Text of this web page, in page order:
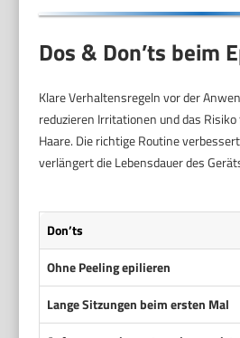
Dos & Don’ts beim
Klare Verhaltensregeln vor der
reduzieren Irritationen und das
Haare. Die richtige Routine
verlängert die Lebensdauer des
Don’ts
Ohne Peeling epilieren
Lange Sitzungen beim ersten Mal